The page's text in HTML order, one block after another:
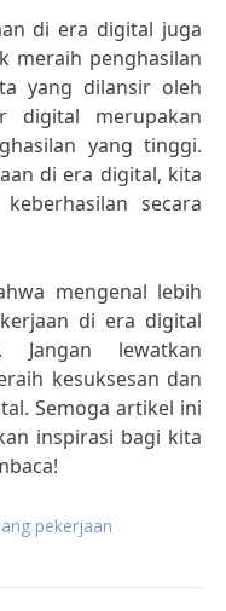
di era digital juga
meraih penghasilan
yang dilansir oleh
digital merupakan
yang tinggi.
di era digital, kita
secara
mengenal lebih
di era digital
lewatkan
kesuksesan dan
Semoga artikel ini
inspirasi bagi kita
pekerjaan